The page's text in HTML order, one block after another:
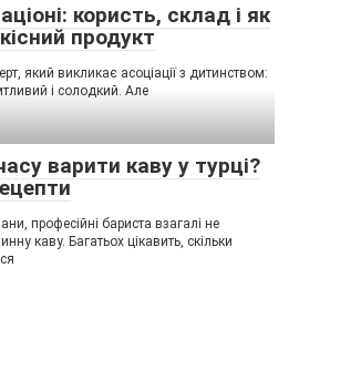
користь, склад і як
продукт
який викликає асоціації з дитинством:
і солодкий. Але
варити каву у турці?
професійні бариста взагалі не
каву. Багатьох цікавить, скільки